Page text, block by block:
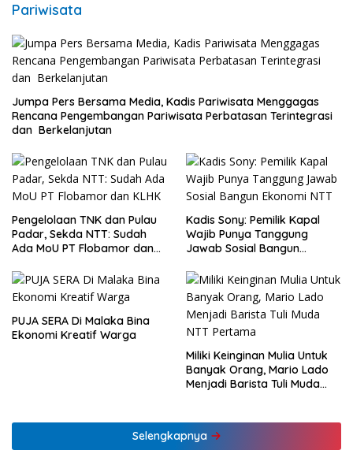
Pariwisata
Jumpa Pers Bersama Media, Kadis Pariwisata Menggagas
Rencana Pengembangan Pariwisata Perbatasan Terintegrasi
dan Berkelanjutan
Pengelolaan TNK dan Pulau
Padar, Sekda NTT: Sudah
Ada MoU PT Flobamor dan
Kadis Sony: Pemilik Kapal
Wajib Punya Tanggung
Jawab Sosial Bangun
PUJA SERA Di Malaka Bina
Ekonomi Kreatif Warga
Miliki Keinginan Mulia Untuk
Banyak Orang, Mario Lado
Menjadi Barista Tuli Muda
Selengkapnya